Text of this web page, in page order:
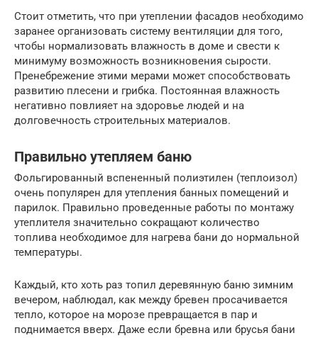
Стоит отметить, что при утеплении фасадов необходимо
заранее организовать систему вентиляции для того,
чтобы нормализовать влажность в доме и свести к
минимуму возможность возникновения сырости.
Пренебрежение этими мерами может способствовать
развитию плесени и грибка. Постоянная влажность
негативно повлияет на здоровье людей и на
долговечность строительных материалов.
Правильно утепляем баню
Фольгированный вспененный полиэтилен (теплоизол)
очень популярен для утепления банных помещений и
парилок. Правильно проведенные работы по монтажу
утеплителя значительно сокращают количество
топлива необходимое для нагрева бани до нормальной
температуры.
Каждый, кто хоть раз топил деревянную баню зимним
вечером, наблюдал, как между бревен просачивается
тепло, которое на морозе превращается в пар и
поднимается вверх. Даже если бревна или брусья бани